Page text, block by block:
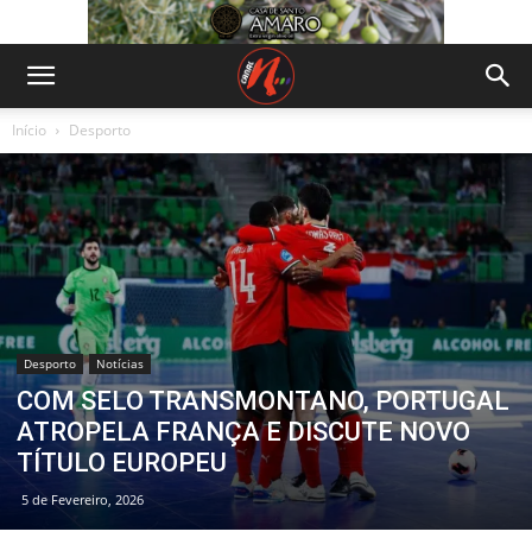
Início Desporto
Desporto Notícias
COM SELO TRANSMONTANO, PORTUGAL
ATROPELA FRANÇA E DISCUTE NOVO
TÍTULO EUROPEU
5 de Fevereiro, 2026